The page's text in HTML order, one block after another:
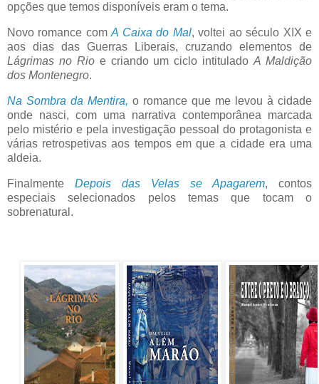
opções que temos disponíveis eram o tema.
Novo romance comA Caixa do Mal, voltei ao século XIX e
aos dias das Guerras Liberais, cruzando elementos de
Lágrimas no Rioe criando um ciclo intituladoA Maldição
dos Montenegro.
Na Sombra da Mentira, o romance que me levou à cidade
onde nasci, com uma narrativa contemporânea marcada
pelo mistério e pela investigação pessoal do protagonista e
várias retrospetivas aos tempos em que a cidade era uma
aldeia.
Finalmente Depois das Velas se Apagarem, contos
especiais selecionados pelos temas que tocam o
sobrenatural.